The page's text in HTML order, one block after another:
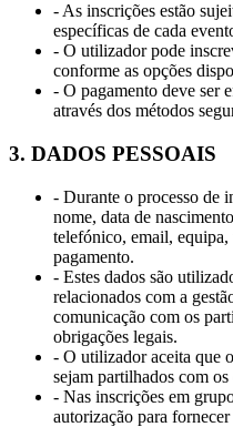
- As inscrições estão
específicas de cada
- O utilizador pode
conforme as opções
- O pagamento deve ser
através dos métodos
3. DADOS PESSOAIS
- Durante o processo de
nome, data de
telefónico, email, equipa,
pagamento.
- Estes dados são
relacionados com a
comunicação com os
obrigações legais.
- O utilizador aceita que
sejam partilhados com
- Nas inscrições em
autorização para